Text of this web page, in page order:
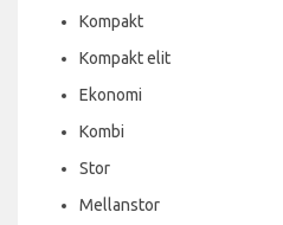
Kompakt
Kompakt elit
Ekonomi
Kombi
Stor
Mellanstor